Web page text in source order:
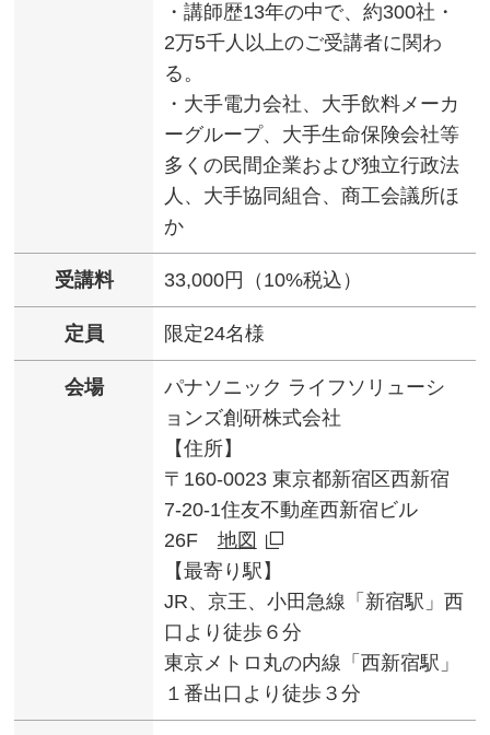
・講師歴13年の中で、約300社・
2万5千人以上のご受講者に関わ
る。
・大手電力会社、大手飲料メーカ
ーグループ、大手生命保険会社等
多くの民間企業および独立行政法
人、大手協同組合、商工会議所ほ
か
受講料 33,000円（10%税込）
定員 限定24名様
会場
パナソニック ライフソリューシ
ョンズ創研株式会社
【住所】
〒160-0023 東京都新宿区西新宿
7-20-1住友不動産西新宿ビル
26F 地図
【最寄り駅】
JR、京王、小田急線「新宿駅」西
口より徒歩６分
東京メトロ丸の内線「西新宿駅」
１番出口より徒歩３分